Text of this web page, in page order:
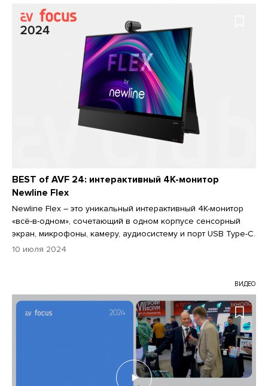
BEST of AVF 24: интерактивный 4K-монитор
Newline Flex
Newline Flex – это уникальный интерактивный 4K-монитор
«всё-в-одном», сочетающий в одном корпусе сенсорный
экран, микрофоны, камеру, аудиосистему и порт USB Type-C.
10 июля 2024
ВИДЕО